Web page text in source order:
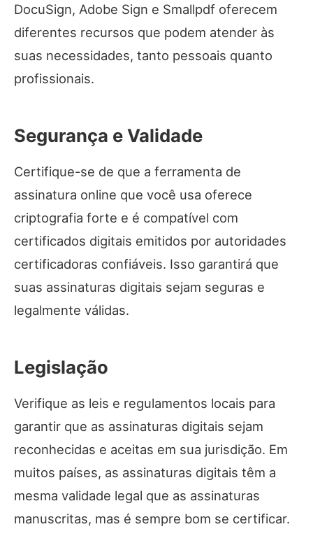
DocuSign, Adobe Sign e Smallpdf oferecem
diferentes recursos que podem atender às
suas necessidades, tanto pessoais quanto
profissionais.
Segurança e Validade
Certifique-se de que a ferramenta de
assinatura online que você usa oferece
criptografia forte e é compatível com
certificados digitais emitidos por autoridades
certificadoras confiáveis. Isso garantirá que
suas assinaturas digitais sejam seguras e
legalmente válidas.
Legislação
Verifique as leis e regulamentos locais para
garantir que as assinaturas digitais sejam
reconhecidas e aceitas em sua jurisdição. Em
muitos países, as assinaturas digitais têm a
mesma validade legal que as assinaturas
manuscritas, mas é sempre bom se certificar.